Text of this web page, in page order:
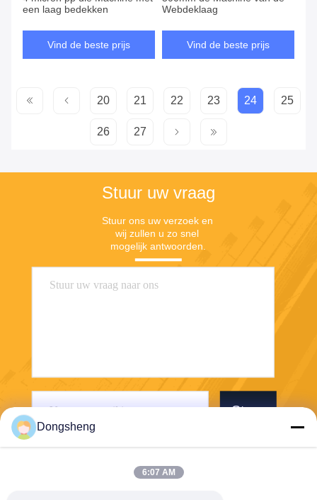
een laag bedekken
Vind de beste prijs
Webdeklaag
Vind de beste prijs
20 21 22 23 24 25
26 27
Stuur uw vraag
Stuur ons uw verzoek en
wij zullen u zo snel
mogelijk antwoorden.
Stuur
Dongsheng
6:07 AM